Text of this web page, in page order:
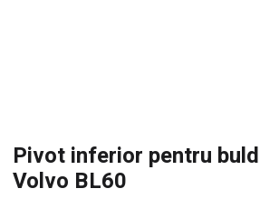
Pivot inferior pentru
Volvo BL60